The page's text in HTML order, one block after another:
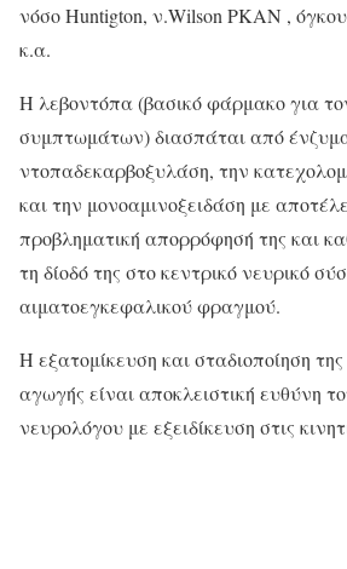
νόσο Huntigton, ν.Wilson PKAN ,
κ.α.
Η λεβοντόπα (βασικό φάρμακο για
συμπτωμάτων) διασπάται από
ντοπαδεκαρβοξυλάση, την
και την μονοαμινοξειδάση με
προβληματική απορρόφησή της και
τη δίοδό της στο κεντρικό νευρικό
αιματοεγκεφαλικού φραγμού.
Η εξατομίκευση και σταδιοποίηση
αγωγής είναι αποκλειστική ευθύνη
νευρολόγου με εξειδίκευση στις